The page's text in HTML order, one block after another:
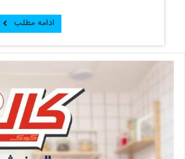
ادامه مطلب